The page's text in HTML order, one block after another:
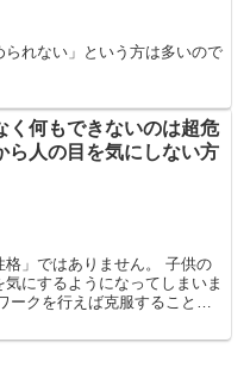
れない」という方は多いので
く何もできないのは超危
ら人の目を気にしない方
格」ではありません。 子供の
にするようになってしまいま
クを行えば克服することが